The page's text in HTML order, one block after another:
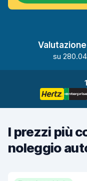
su
I prezzi più
noleggio